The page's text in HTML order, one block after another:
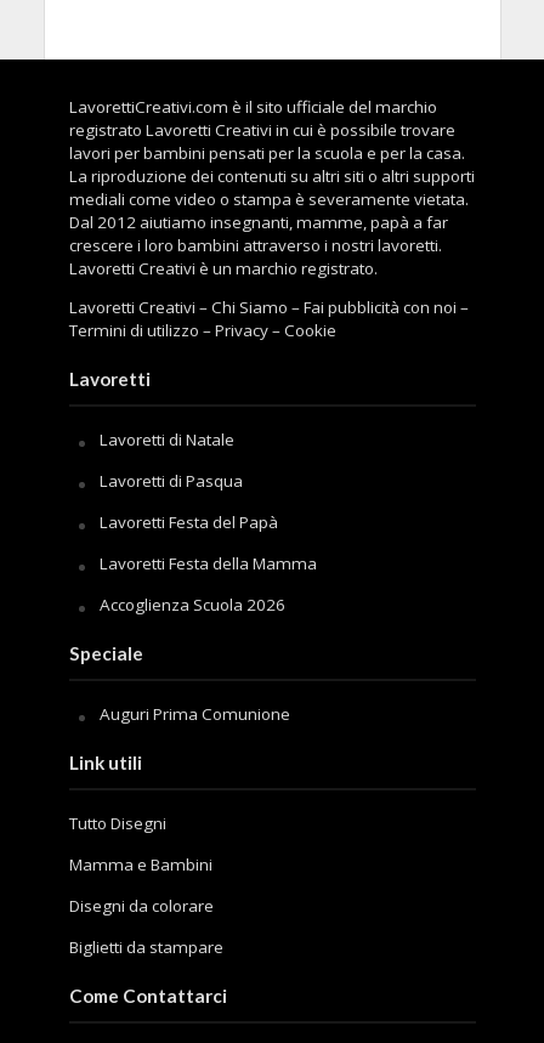
LavorettiCreativi.com è il sito ufficiale del marchio
registrato Lavoretti Creativi in cui è possibile trovare
lavori per bambini pensati per la scuola e per la casa.
La riproduzione dei contenuti su altri siti o altri supporti
mediali come video o stampa è severamente vietata.
Dal 2012 aiutiamo insegnanti, mamme, papà a far
crescere i loro bambini attraverso i nostri lavoretti.
Lavoretti Creativi è un marchio registrato.
Lavoretti Creativi –Chi Siamo –Fai pubblicità con noi –
Termini di utilizzo –Privacy–Cookie
Lavoretti
Lavoretti di Natale
Lavoretti di Pasqua
Lavoretti Festa del Papà
Lavoretti Festa della Mamma
Accoglienza Scuola 2026
Speciale
Auguri Prima Comunione
Link utili
Tutto Disegni
Mamma e Bambini
Disegni da colorare
Biglietti da stampare
Come Contattarci